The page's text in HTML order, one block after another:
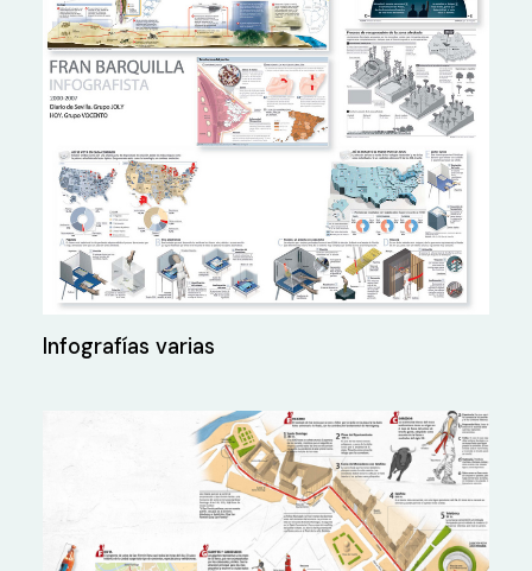
Infografías varias